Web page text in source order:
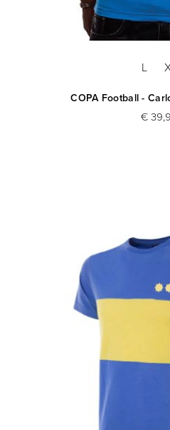
L
COPA Football -
€